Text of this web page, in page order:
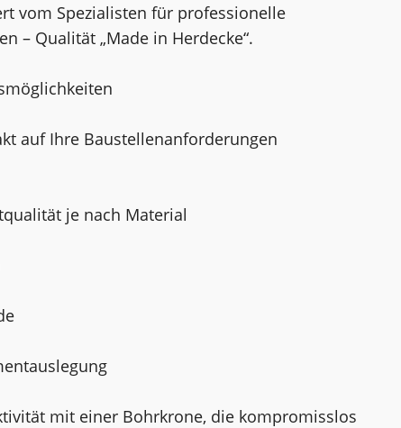
vom Spezialisten für professionelle
– Qualität „Made in Herdecke“.
auf Ihre Baustellenanforderungen
je nach Material
mit einer Bohrkrone, die kompromisslos